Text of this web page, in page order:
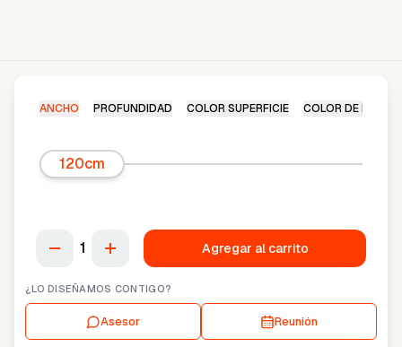
ANCHO PROFUNDIDAD COLOR SUPERFICIE COLOR DE
120cm
1 Agregar al carrito
¿LO DISEÑAMOS CONTIGO?
Asesor Reunión